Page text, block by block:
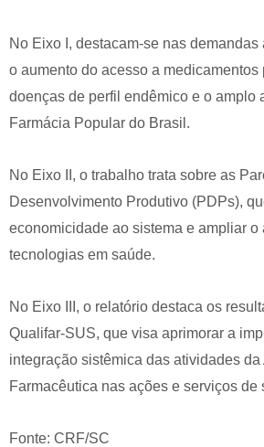
No Eixo I, destacam-se nas
o aumento do acesso a medicamentos
doenças de perfil endêmico e o amplo
Farmácia Popular do Brasil.
No Eixo II, o trabalho trata sobre as
Desenvolvimento Produtivo (PDPs),
economicidade ao sistema e ampliar o
tecnologias em saúde.
No Eixo III, o relatório destaca os
Qualifar-SUS, que visa aprimorar a
integração sistêmica das atividades da
Farmacêutica nas ações e serviços de
Fonte: CRF/SC